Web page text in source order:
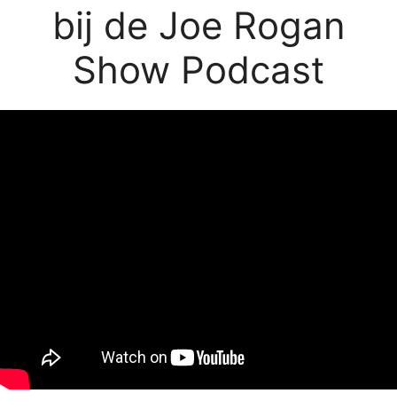
bij de Joe Rogan
Show Podcast